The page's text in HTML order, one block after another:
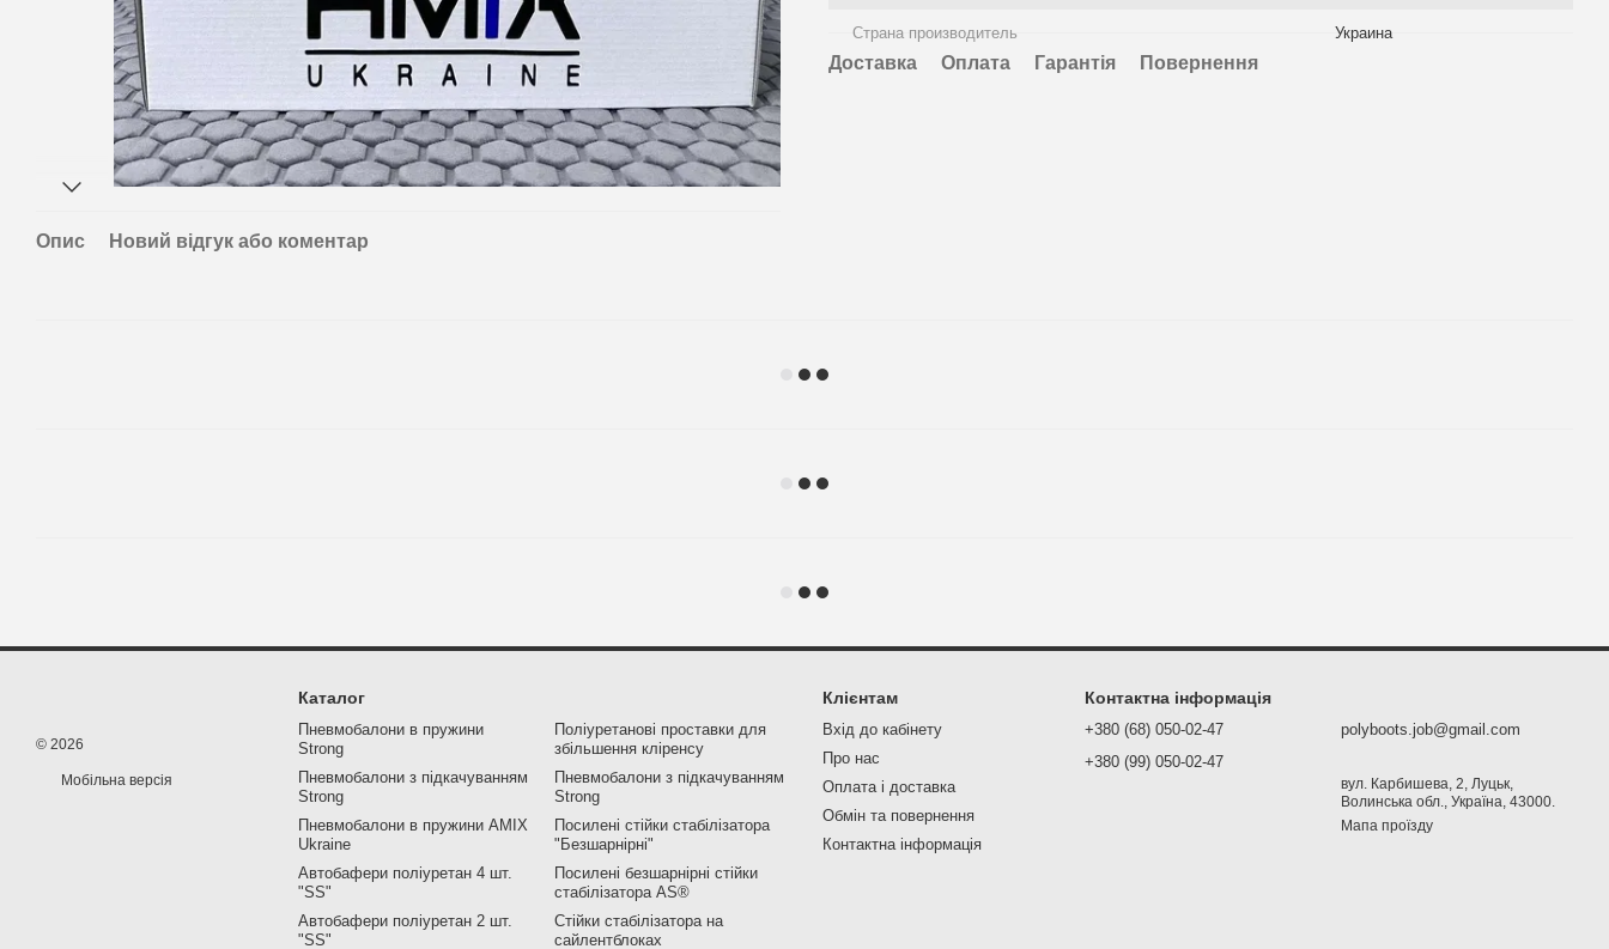
Опис Новий відгук або коментар
Страна производитель Украина
Доставка Оплата Гарантія Повернення
© 2026
Мобільна версія
Каталог
Пневмобалони в пружини
Strong
Пневмобалони з підкачуванням
Strong
Пневмобалони в пружини AMIX
Ukraine
Автобафери поліуретан 4 шт.
"SS"
Автобафери поліуретан 2 шт.
"SS"
Поліуретанові проставки для
збільшення кліренсу
Пневмобалони з підкачуванням
Strong
Посилені стійки стабілізатора
"Безшарнірні"
Посилені безшарнірні стійки
стабілізатора AS®
Стійки стабілізатора на
сайлентблоках
Клієнтам
Вхід до кабінету
Про нас
Оплата і доставка
Обмін та повернення
Контактна інформація
Контактна інформація
+380 (68) 050-02-47
+380 (99) 050-02-47
polyboots.job@gmail.com
вул. Карбишева, 2, Луцьк,
Волинська обл., Україна, 43000.
Мапа проїзду